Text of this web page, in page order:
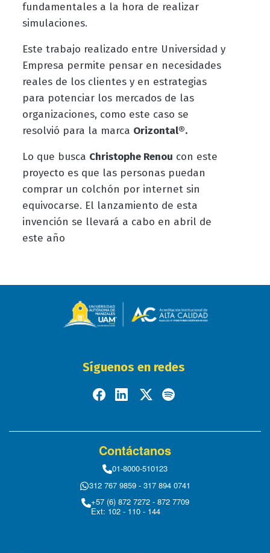
fundamentales a la hora de realizar
simulaciones.
Este trabajo realizado entre Universidad y
Empresa permite pensar en necesidades
reales de los clientes y en estrategias
para potenciar los mercados de las
organizaciones, como este caso se
resolvió para la marca Orizontal®.
Lo que busca Christophe Renou con este
proyecto es que las personas puedan
comprar un colchón por internet sin
equivocarse. El lanzamiento de esta
invención se llevará a cabo en abril de
este año
Síguenos en redes
Contáctanos
01-8000-510123
312 767 9859 - 317 894 0741
+57 (6) 872 7272 - 872 7709
Ext: 102 - 110 - 144